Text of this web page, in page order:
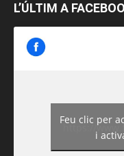
L’ÚLTIM A
https://
Feu clic per
i